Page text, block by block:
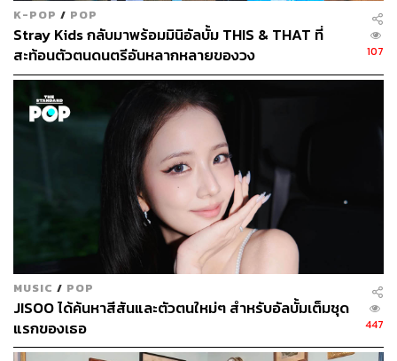
K-POP / POP
Stray Kids กลับมาพร้อมมินิอัลบั้ม THIS & THAT ที่
สะท้อนตัวตนดนตรีอันหลากหลายของวง
107
MUSIC / POP
JISOO ได้ค้นหาสีสันและตัวตนใหม่ๆ สำหรับอัลบั้มเต็มชุด
แรกของเธอ
447